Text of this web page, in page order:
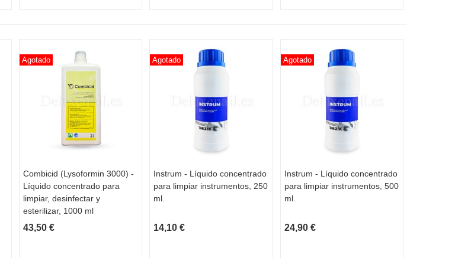
Agotado
VISTA RÁPIDA
Combicid (Lysoformin 3000) -
Líquido concentrado para
limpiar, desinfectar y
esterilizar, 1000 ml
43,50 €
Agotado
VISTA RÁPIDA
Instrum - Líquido concentrado
para limpiar instrumentos, 250
ml.
14,10 €
Agotado
VISTA RÁPIDA
Instrum - Líquido concentrado
para limpiar instrumentos, 500
ml.
24,90 €